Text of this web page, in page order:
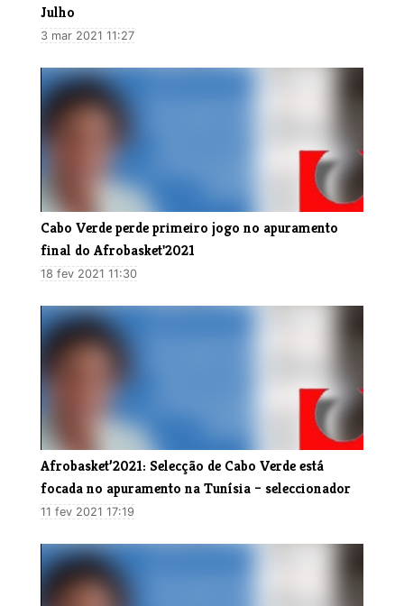
Julho
3 mar 2021 11:27
Cabo Verde perde primeiro jogo no apuramento
final do Afrobasket'2021
18 fev 2021 11:30
Afrobasket’2021: Selecção de Cabo Verde está
focada no apuramento na Tunísia – seleccionador
11 fev 2021 17:19